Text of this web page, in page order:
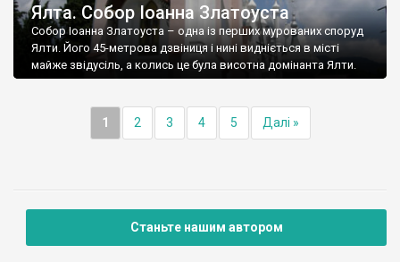
Ялта. Собор Іоанна Златоуста
Собор Іоанна Златоуста – одна із перших мурованих споруд
Ялти. Його 45-метрова дзвіниця і нині видніється в місті
майже звідусіль, а колись це була висотна домінанта Ялти.
1 2 3 4 5 Далі »
Станьте нашим автором